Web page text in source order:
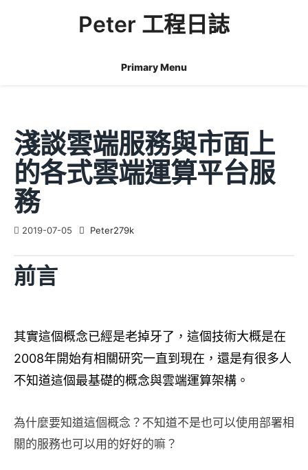
Peter 工程日誌
Primary Menu
淺談雲端服務與市面上
的各式雲端運算平台服
務
2019-07-05 Peter279k
前言
其實這個概念已經是老掉牙了，這個技術大概是在
2008年開始有相關研究一直到現在，還是有很多人
不知道這個最基礎的概念與雲端運算架構。
為什麼要知道這個概念？不知道不是也可以使用部署相
關的服務也可以用的好好的嘛？